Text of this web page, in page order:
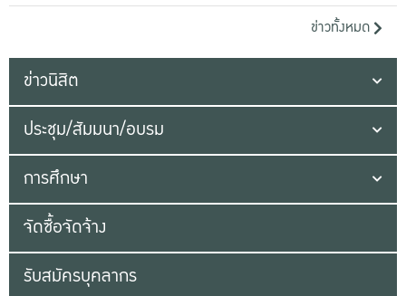
ข่าวทั้งหมด
ข่าวนิสิต
ประชุม/สัมมนา/อบรม
การศึกษา
จัดซื้อจัดจ้าง
รับสมัครบุคลากร